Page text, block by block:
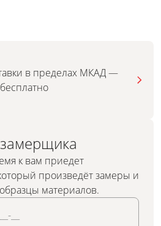
в пределах МКАД —
бесплатно
к вам приедет
произведёт замеры и
материалов.